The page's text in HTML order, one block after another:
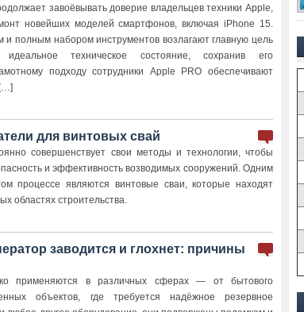
завоёвывать доверие владельцев техники Apple,
новейших моделей смартфонов, включая iPhone 15.
полным набором инструментов возлагают главную цель
техническое состояние, сохранив его
подходу сотрудники Apple PRO обеспечивают
для винтовых свай
совершенствует свои методы и технологии, чтобы
и эффективность возводимых сооружений. Одним
процессе являются винтовые сваи, которые находят
областях строительства.
заводится и глохнет: причины
применяются в различных сферах — от бытового
объектов, где требуется надёжное резервное